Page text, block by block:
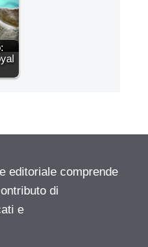
editoriale comprende
di
e